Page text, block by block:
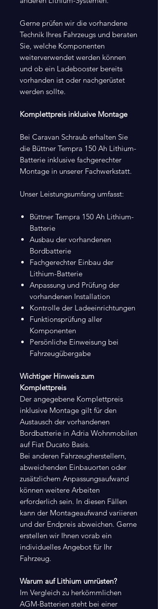
Gerne prüfen wir die vorhandene
Technik Ihres Fahrzeugs und beraten
Sie, welche Komponenten
weiterverwendet werden können
und ob ein Ladebooster bereits
vorhanden ist oder nachgerüstet
werden sollte.
Komplettpreis inklusive Montage
Bei Caravan Schraub erhalten Sie
die Büttner Tempra 150 Ah Lithium-
Batterie inklusive fachgerechter
Montage in unserer Fachwerkstatt.
Unser Leistungsumfang umfasst:
Büttner Tempra 150 Ah Lithium-
Batterie
Ausbau der vorhandenen
Bordbatterie
Fachgerechter Einbau der
Lithium-Batterie
Anpassung und Prüfung der
vorhandenen Installation
Kontrolle der Ladeeinrichtungen
Funktionsprüfung aller
Komponenten
Persönliche Einweisung bei
Fahrzeugübergabe
Wichtiger Hinweis zum
Komplettpreis
Der angegebene Komplettpreis
inklusive Montage gilt für den
Austausch der vorhandenen
Bordbatterie in Adria Wohnmobilen
auf Fiat Ducato Basis.
Bei anderen Fahrzeugherstellern,
abweichenden Einbauorten oder
zusätzlichem Anpassungsaufwand
können weitere Arbeiten
erforderlich sein. In diesen Fällen
kann der Montageaufwand variieren
und der Endpreis abweichen. Gerne
erstellen wir Ihnen vorab ein
individuelles Angebot für Ihr
Fahrzeug.
Warum auf Lithium umrüsten?
Im Vergleich zu herkömmlichen
AGM-Batterien steht bei einer